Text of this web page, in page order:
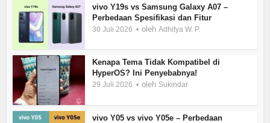
vivo Y19s vs Samsung Galaxy A07 –
Perbedaan Spesifikasi dan Fitur
30 Juli 2026 olehAdhitya W. P.
Kenapa Tema Tidak Kompatibel di
HyperOS? Ini Penyebabnya!
29 Juli 2026 oleh Sukindar
vivo Y05 vs vivo Y05e – Perbedaan